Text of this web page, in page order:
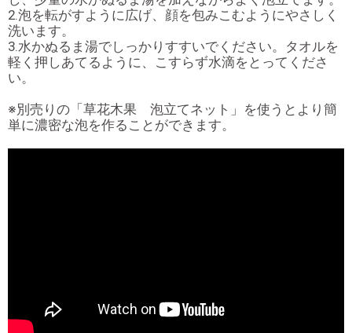
2.泡を転がすように広げ、顔を包みこむようにやさしく
洗います。
3.水かぬるま湯でしっかりすすいでください。タオルを
軽く押しあてるように、こすらず水滴をとってくださ
い。
※別売りの「草花木果 泡立てネット」を使うとより簡
単に濃密な泡を作ることができます。